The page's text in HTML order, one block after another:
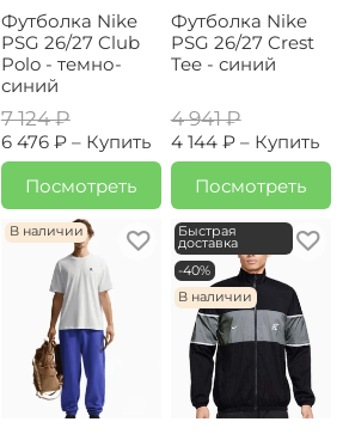
Футболка Nike
PSG 26/27 Club
Polo - темно-
синий
7 124 ₽
6 476 ₽ – Купить
Посмотреть
Футболка Nike
PSG 26/27 Crest
Tee - синий
4 941 ₽
4 144 ₽ – Купить
Посмотреть
В наличии Быстрая
доставка
-40%
В наличии